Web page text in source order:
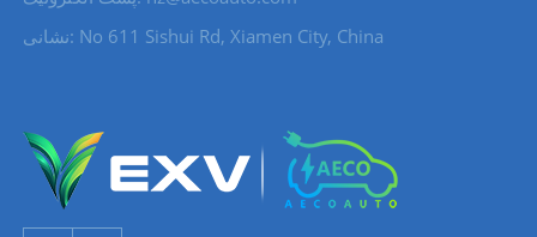
نشانی: No 611 Sishui Rd, Xiamen City, China